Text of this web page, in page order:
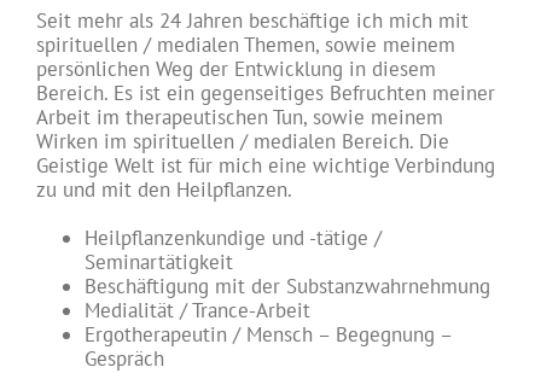
Seit mehr als 24 Jahren beschäftige ich mich mit
spirituellen / medialen Themen, sowie meinem
persönlichen Weg der Entwicklung in diesem
Bereich. Es ist ein gegenseitiges Befruchten meiner
Arbeit im therapeutischen Tun, sowie meinem
Wirken im spirituellen / medialen Bereich. Die
Geistige Welt ist für mich eine wichtige Verbindung
zu und mit den Heilpflanzen.
Heilpflanzenkundige und -tätige /
Seminartätigkeit
Beschäftigung mit der Substanzwahrnehmung
Medialität / Trance-Arbeit
Ergotherapeutin / Mensch – Begegnung –
Gespräch